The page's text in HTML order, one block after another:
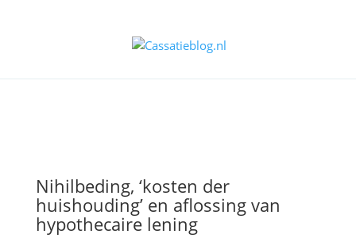
Nihilbeding, ‘kosten der
huishouding’ en aflossing van
hypothecaire lening